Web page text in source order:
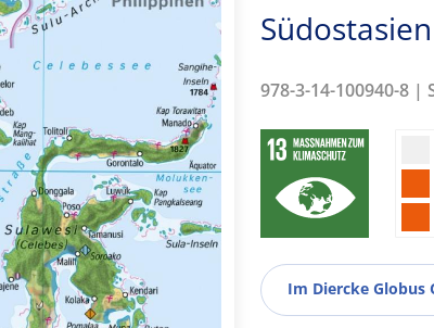
978-3-14-100940-8 |
Im Diercke Globus